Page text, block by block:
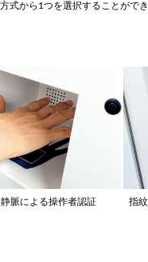
会長の自動認
自動認識技術に関する
が提案する自動認識コ
す。
式から1つを選択することがで
脈による操作者認証 指